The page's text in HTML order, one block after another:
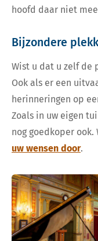
hoofd daar niet
Bijzondere
Wist u dat u zelf de
Ook als er een
herinneringen op
Zoals in uw eigen
nog goedkoper ook.
uw wensen door.